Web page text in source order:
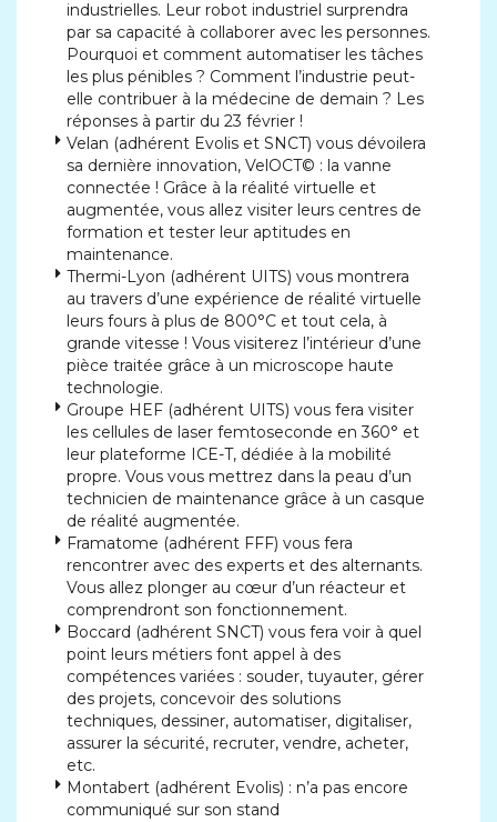
industrielles. Leur robot industriel surprendra
par sa capacité à collaborer avec les personnes.
Pourquoi et comment automatiser les tâches
les plus pénibles ? Comment l’industrie peut-
elle contribuer à la médecine de demain ? Les
réponses à partir du 23 février !
Velan (adhérent Evolis et SNCT) vous dévoilera
sa dernière innovation, VelOCT© : la vanne
connectée ! Grâce à la réalité virtuelle et
augmentée, vous allez visiter leurs centres de
formation et tester leur aptitudes en
maintenance.
Thermi-Lyon (adhérent UITS) vous montrera
au travers d’une expérience de réalité virtuelle
leurs fours à plus de 800°C et tout cela, à
grande vitesse ! Vous visiterez l’intérieur d’une
pièce traitée grâce à un microscope haute
technologie.
Groupe HEF (adhérent UITS) vous fera visiter
les cellules de laser femtoseconde en 360° et
leur plateforme ICE-T, dédiée à la mobilité
propre. Vous vous mettrez dans la peau d’un
technicien de maintenance grâce à un casque
de réalité augmentée.
Framatome (adhérent FFF) vous fera
rencontrer avec des experts et des alternants.
Vous allez plonger au cœur d’un réacteur et
comprendront son fonctionnement.
Boccard (adhérent SNCT) vous fera voir à quel
point leurs métiers font appel à des
compétences variées : souder, tuyauter, gérer
des projets, concevoir des solutions
techniques, dessiner, automatiser, digitaliser,
assurer la sécurité, recruter, vendre, acheter,
etc.
Montabert (adhérent Evolis) : n’a pas encore
communiqué sur son stand